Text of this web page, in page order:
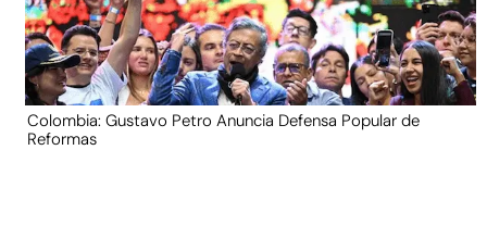
Colombia: Gustavo Petro Anuncia Defensa Popular de
Reformas